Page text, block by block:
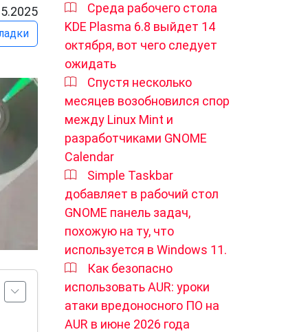
Среда рабочего стола
KDE Plasma 6.8 выйдет 14
октября, вот чего следует
ожидать
Спустя несколько
месяцев возобновился спор
между Linux Mint и
разработчиками GNOME
Calendar
Simple Taskbar
добавляет в рабочий стол
GNOME панель задач,
похожую на ту, что
используется в Windows 11.
Как безопасно
использовать AUR: уроки
атаки вредоносного ПО на
AUR в июне 2026 года